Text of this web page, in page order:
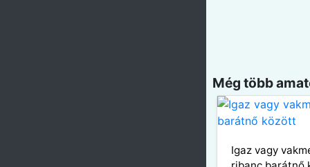
Még több
Igaz vagy